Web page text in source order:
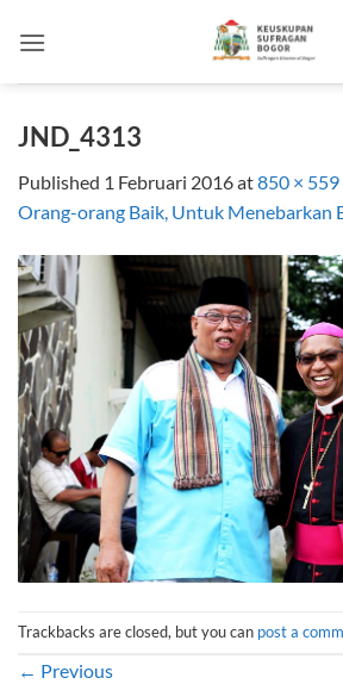
JND_4313
Published 1 Februari 2016at850 × 559
Orang-orang Baik, Untuk Menebarkan
Trackbacks are closed, but you can post a
← Previous